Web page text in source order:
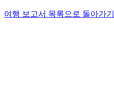
여행 보고서 목록으로 돌아가기